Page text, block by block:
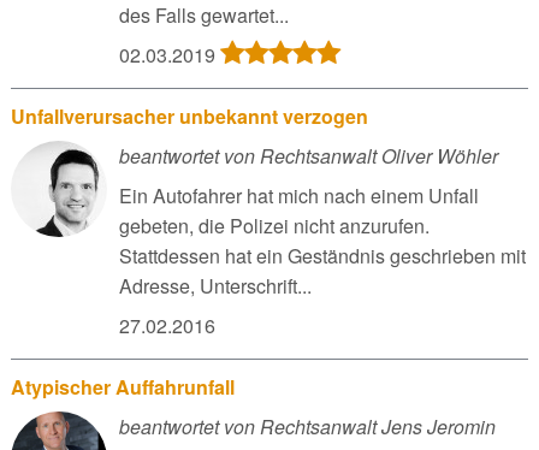
des Falls gewartet...
02.03.2019
Unfallverursacher unbekannt verzogen
beantwortet von Rechtsanwalt Oliver Wöhler
Ein Autofahrer hat mich nach einem Unfall
gebeten, die Polizei nicht anzurufen.
Stattdessen hat ein Geständnis geschrieben mit
Adresse, Unterschrift...
27.02.2016
Atypischer Auffahrunfall
beantwortet von Rechtsanwalt Jens Jeromin